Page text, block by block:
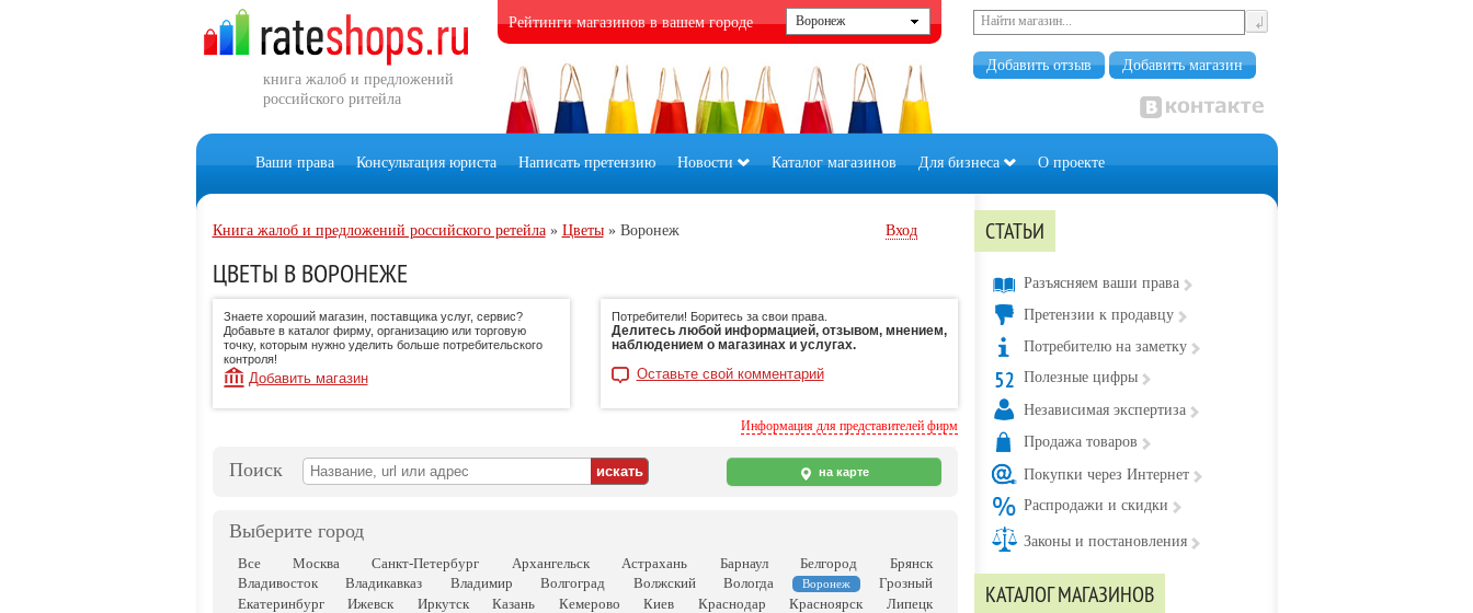
книга жалоб и предложений
российского ритейла
Рейтинги магазинов в вашем городе
Добавить отзыв Добавить магазин
Ваши права Консультация юриста Написать претензию Новости Каталог магазинов Для бизнеса О проекте
Книга жалоб и предложений российского ретейла» Цветы» Воронеж Вход
ЦВЕТЫ В ВОРОНЕЖЕ
Знаете хороший магазин, поставщика услуг, сервис?
Добавьте в каталог фирму, организацию или торговую
точку, которым нужно уделить больше потребительского
контроля!
Добавить магазин
Потребители! Боритесь за свои права.
Делитесь любой информацией, отзывом, мнением,
наблюдением о магазинах и услугах.
Оставьте свой комментарий
Информация для представителей фирм
Поиск на карте
Выберите город
Все Москва Санкт-Петербург Архангельск Астрахань Барнаул Белгород
Брянск
Владивосток
Владикавказ Владимир Волгоград Волжский Вологда Воронеж
Грозный
Екатеринбург
Ижевск Иркутск Казань Кемерово Киев Краснодар Красноярск
Липецк
СТАТЬИ
Разъясняем ваши права
Претензии к продавцу
Потребителю на заметку
Полезные цифры
Независимая экспертиза
Продажа товаров
Покупки через Интернет
Распродажи и скидки
Законы и постановления
КАТАЛОГ МАГАЗИНОВ